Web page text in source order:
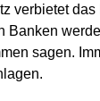
verbietet das
Banken
sagen.